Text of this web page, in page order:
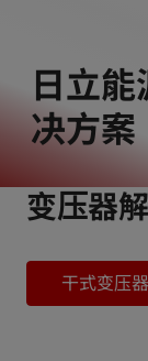
日立
决方案
变压器
干式变压器